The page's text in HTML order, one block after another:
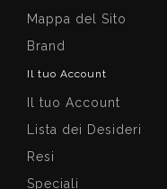
Mappa del Sito
Brand
Il tuo Account
Il tuo Account
Lista dei Desideri
Resi
Speciali